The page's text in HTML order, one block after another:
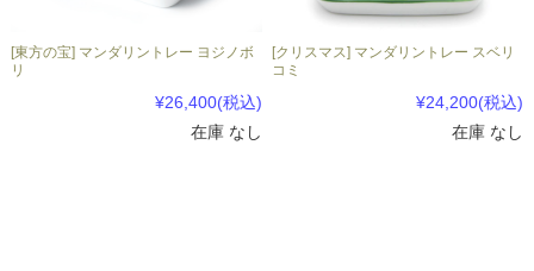
[東方の宝] マンダリントレー ヨジノボ
リ
¥26,400(税込)
在庫 なし
[クリスマス] マンダリントレー スベリ
コミ
¥24,200(税込)
在庫 なし